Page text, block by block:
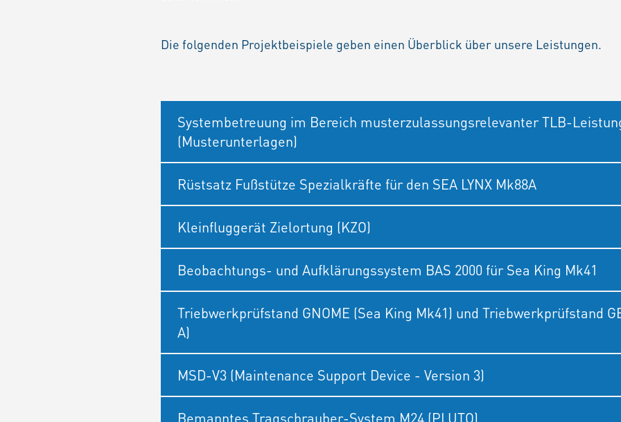
Die folgenden Projektbeispiele geben einen Überblick über unsere Leistungen.
Systembetreuung im Bereich musterzulassungsrelevanter TLB-
(Musterunterlagen)
Rüstsatz Fußstütze Spezialkräfte für den SEA LYNX Mk88A
Kleinfluggerät Zielortung (KZO)
Beobachtungs- und Aufklärungssystem BAS 2000 für Sea King Mk41
Triebwerkprüfstand GNOME (Sea King Mk41) und Triebwerkprüfstand
A)
MSD-V3 (Maintenance Support Device - Version 3)
Bemanntes Tragschrauber-System M24 (PLUTO)